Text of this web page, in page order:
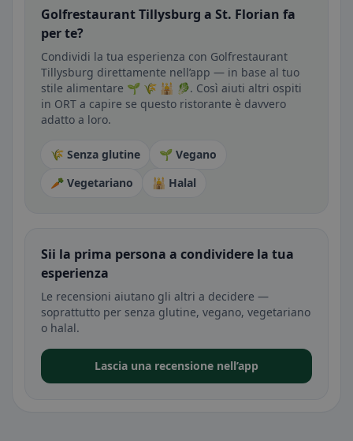
Golfrestaurant Tillysburg a St. Florian fa
per te?
Condividi la tua esperienza con Golfrestaurant
Tillysburg direttamente nell’app — in base al tuo
stile alimentare 🌱 🌾 🕌 🥬. Così aiuti altri ospiti
in ORT a capire se questo ristorante è davvero
adatto a loro.
🌾 Senza glutine
🌱 Vegano
🥕 Vegetariano
🕌 Halal
Sii la prima persona a condividere la tua
esperienza
Le recensioni aiutano gli altri a decidere —
soprattutto per senza glutine, vegano, vegetariano
o halal.
Lascia una recensione nell’app